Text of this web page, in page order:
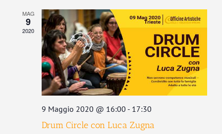
viste
MAG
9
2020
9 Maggio 2020 @ 16:00 - 17:30
Drum Circle con Luca Zugna